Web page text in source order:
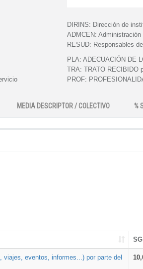
DIRINS: Dirección de
ADMCEN: Administración
RESUD: Responsables
PLA: ADECUACIÓN DE
TRA: TRATO RECIBIDO
PROF:
MEDIA DESCRIPTOR / COLECTIVO %
SG
viajes, eventos, informes...) por parte del